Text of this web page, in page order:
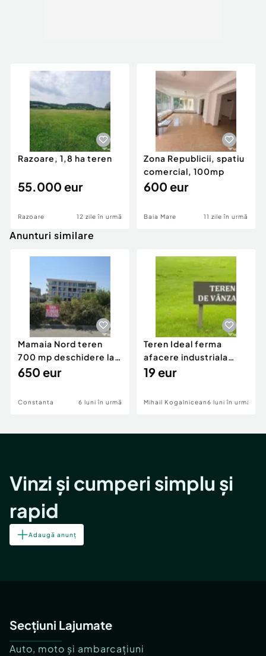
Razoare, 1,8 ha teren
55.000 eur
Razoare 12 zile în urmă
Zona Republicii, spatiu
comercial, 100mp
600 eur
Baia Mare 11 zile în urmă
Anunturi similare
Mamaia Nord teren
700 mp deschidere la
D24 si D25
650 eur
Constanta 6 luni în urmă
Teren Ideal ferma
afacere industriala
deschidere 71 ml la
19 eur
Mihail Kogalniceanu6 luni în urmă
Vinzi și cumperi simplu și
rapid
Adaugă anunț
Secțiuni Lajumate
Auto, moto și ambarcațiuni